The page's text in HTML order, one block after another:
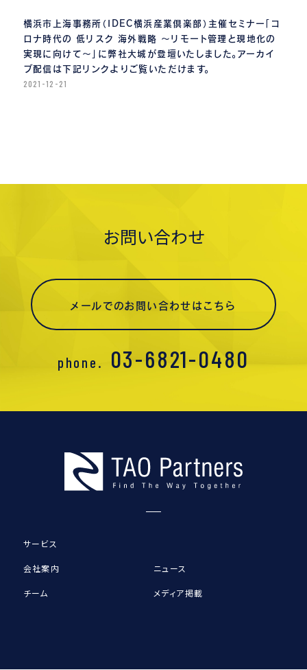
横浜市上海事務所（IDEC横浜産業倶楽部）主催セミナー「コ
ロナ時代の 低リスク 海外戦略 〜リモート管理と現地化の
実現に向けて〜」に弊社大城が登壇いたしました。アーカイ
ブ配信は下記リンクよりご覧いただけます。
2021-12-21
お問い合わせ
メールでのお問い合わせはこちら
phone. 03-6821-0480
サービス
会社案内
チーム
ニュース
メディア掲載